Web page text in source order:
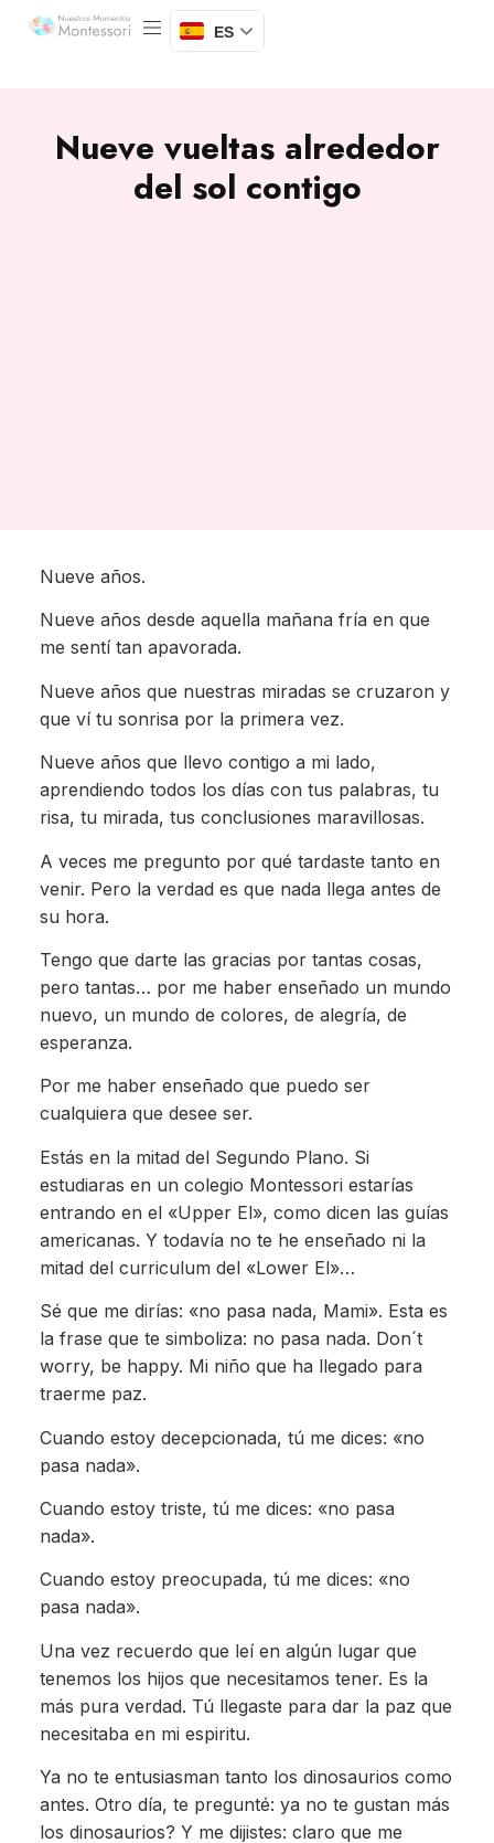
ES
Nueve vueltas alrededor
del sol contigo
Nueve años.
Nueve años desde aquella mañana fría en que
me sentí tan apavorada.
Nueve años que nuestras miradas se cruzaron y
que ví tu sonrisa por la primera vez.
Nueve años que llevo contigo a mi lado,
aprendiendo todos los días con tus palabras, tu
risa, tu mirada, tus conclusiones maravillosas.
A veces me pregunto por qué tardaste tanto en
venir. Pero la verdad es que nada llega antes de
su hora.
Tengo que darte las gracias por tantas cosas,
pero tantas… por me haber enseñado un mundo
nuevo, un mundo de colores, de alegría, de
esperanza.
Por me haber enseñado que puedo ser
cualquiera que desee ser.
Estás en la mitad del Segundo Plano. Si
estudiaras en un colegio Montessori estarías
entrando en el «Upper El», como dicen las guías
americanas. Y todavía no te he enseñado ni la
mitad del curriculum del «Lower El»…
Sé que me dirías: «no pasa nada, Mami». Esta es
la frase que te simboliza: no pasa nada. Don´t
worry, be happy. Mi niño que ha llegado para
traerme paz.
Cuando estoy decepcionada, tú me dices: «no
pasa nada».
Cuando estoy triste, tú me dices: «no pasa
nada».
Cuando estoy preocupada, tú me dices: «no
pasa nada».
Una vez recuerdo que leí en algún lugar que
tenemos los hijos que necesitamos tener. Es la
más pura verdad. Tú llegaste para dar la paz que
necesitaba en mi espiritu.
Ya no te entusiasman tanto los dinosaurios como
antes. Otro día, te pregunté: ya no te gustan más
los dinosaurios? Y me dijistes: claro que me